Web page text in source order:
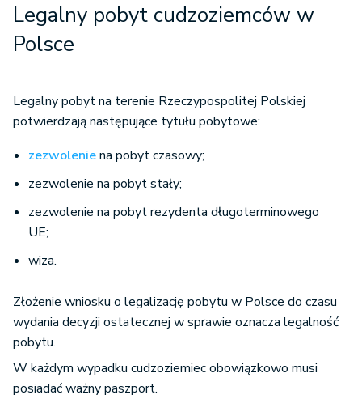
Legalny pobyt cudzoziemców w
Polsce
Legalny pobyt na terenie Rzeczypospolitej Polskiej
potwierdzają następujące tytułu pobytowe:
zezwoleniena pobyt czasowy;
zezwolenie na pobyt stały;
zezwolenie na pobyt rezydenta długoterminowego
UE;
wiza.
Złożenie wniosku o legalizację pobytu w Polsce do czasu
wydania decyzji ostatecznej w sprawie oznacza legalność
pobytu.
W każdym wypadku cudzoziemiec obowiązkowo musi
posiadać ważny paszport.